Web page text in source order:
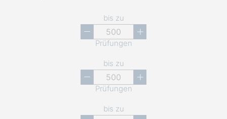
bis zu
Prüfungen
bis zu
Prüfungen
bis zu